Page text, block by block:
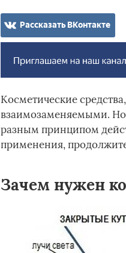
Рассказать ВКонтакте
Косметические
взаимозаменяемыми. Но
разным принципом
применения,
Зачем нужен